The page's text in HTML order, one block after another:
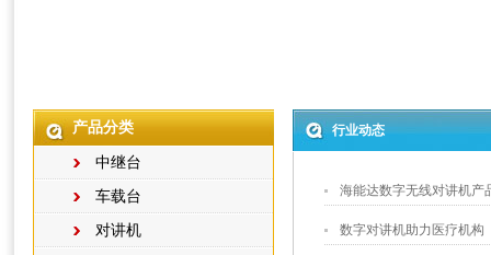
产品分类
中继台
车载台
对讲机
行业动态
海能达数字无线对讲机产
数字对讲机助力医疗机构